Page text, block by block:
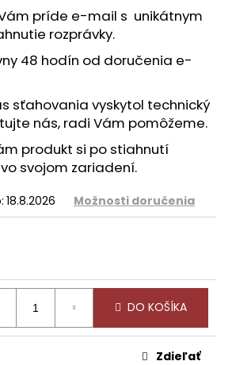
príde e-mail s unikátnym
rozprávky.
48 hodín od doručenia e-
sťahovania vyskytol technický
nás, radi Vám pomôžeme.
produkt si po stiahnutí
svojom zariadení.
18.8.2026 Možnosti doručenia
DO KOŠÍKA
Zdieľať